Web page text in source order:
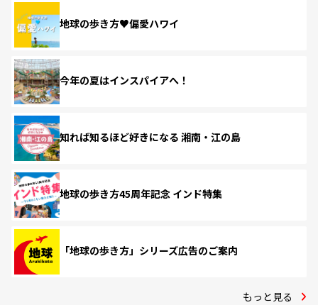
地球の歩き方♥偏愛ハワイ
今年の夏はインスパイアへ！
知れば知るほど好きになる 湘南・江の島
地球の歩き方45周年記念 インド特集
「地球の歩き方」シリーズ広告のご案内
もっと見る